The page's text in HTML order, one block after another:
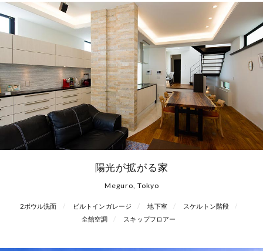
陽光が拡がる家
Meguro, Tokyo
2ボウル洗面 ビルトインガレージ 地下室
スケルトン階段
全館空調
スキップフロアー